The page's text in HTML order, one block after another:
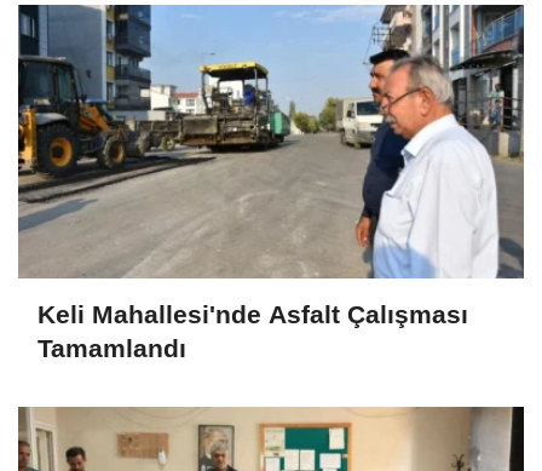
Keli Mahallesi'nde Asfalt Çalışması
Tamamlandı